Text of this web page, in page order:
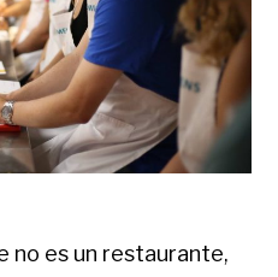
no es un restaurante,